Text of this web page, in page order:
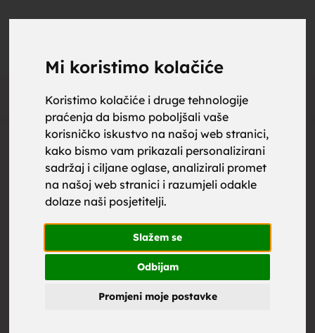
Mi koristimo kolačiće
Koristimo kolačiće i druge tehnologije
praćenja da bismo poboljšali vaše
korisničko iskustvo na našoj web stranici,
kako bismo vam prikazali personalizirani
sadržaj i ciljane oglase, analizirali promet
na našoj web stranici i razumjeli odakle
dolaze naši posjetitelji.
Slažem se
Odbijam
Promjeni moje postavke
Oglas
upoznaj
za brak,
zene za